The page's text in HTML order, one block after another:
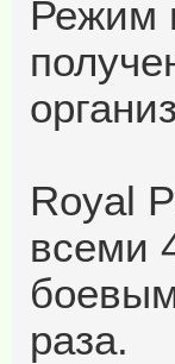
Режим
Royal
всеми
раза.